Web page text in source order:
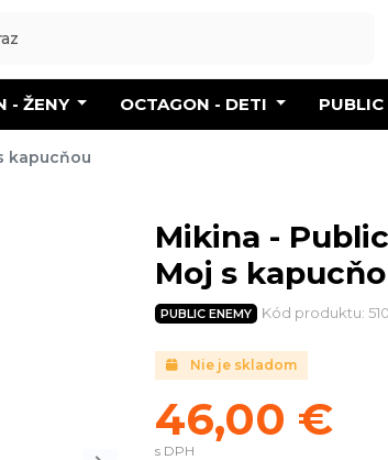
- ŽENY OCTAGON - DETI PUBLIC
kapucňou
Mikina -
Moj s
PUBLIC ENEMY Kód produktu:
Nie je skladom
46,00 €
s DPH